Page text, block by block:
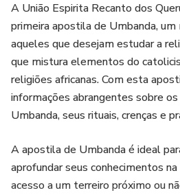
A União Espirita Recanto dos
primeira apostila de Umbanda,
aqueles que desejam estudar a
que mistura elementos do
religiões africanas. Com esta
informações abrangentes sobre
Umbanda, seus rituais, crenças e
A apostila de Umbanda é ideal
aprofundar seus conhecimentos
acesso a um terreiro próximo ou